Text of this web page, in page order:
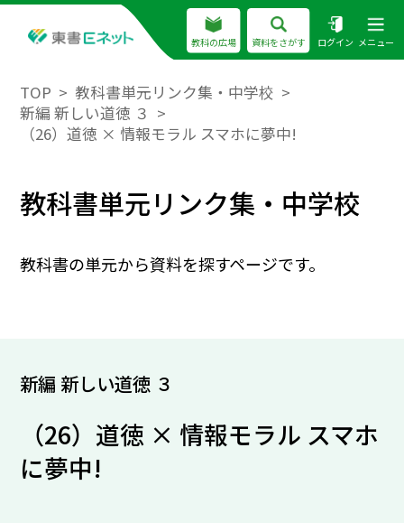
教科の広場 資料をさがす ログイン メニュー
TOP
教科書単元リンク集・中学校
新編 新しい道徳 ３
（26）道徳 × 情報モラル スマホに夢中!
教科書単元リンク集・中学校
教科書の単元から資料を探すページです。
新編 新しい道徳 ３
（26）道徳 × 情報モラル スマホ
に夢中!